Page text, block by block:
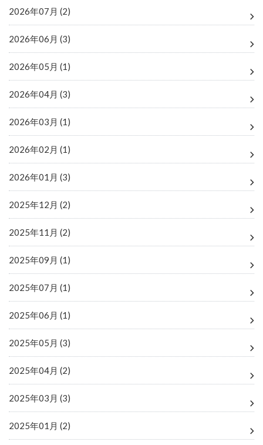
2026年07月 (2)
2026年06月 (3)
2026年05月 (1)
2026年04月 (3)
2026年03月 (1)
2026年02月 (1)
2026年01月 (3)
2025年12月 (2)
2025年11月 (2)
2025年09月 (1)
2025年07月 (1)
2025年06月 (1)
2025年05月 (3)
2025年04月 (2)
2025年03月 (3)
2025年01月 (2)